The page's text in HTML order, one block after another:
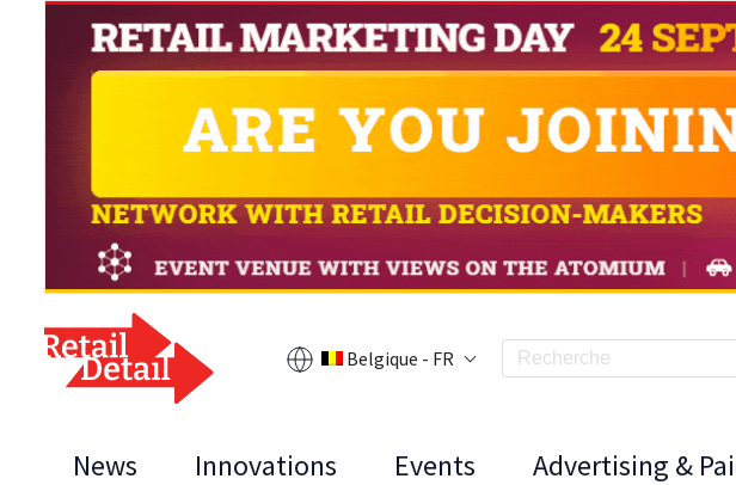
Belgique - FR
News Innovations Events Advertising &